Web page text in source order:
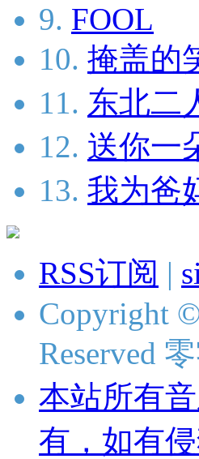
9. FOOL
10. 掩盖的
11. 东北二
12. 送你一
13. 我为爸
RSS订阅 |
Copyright
Reserved
本站所有
有，如有